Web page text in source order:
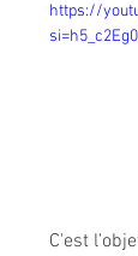
https://
C'est